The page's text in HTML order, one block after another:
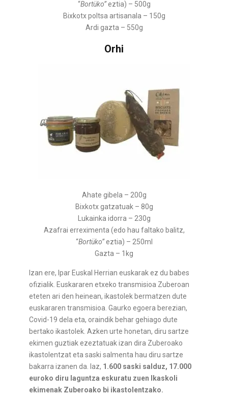
“Bortüko”eztia) – 500g
Bixkotx poltsa artisanala – 150g
Ardi gazta – 550g
Orhi
Ahate gibela – 200g
Bixkotx gatzatuak – 80g
Lukainka idorra – 230g
Azafrai erreximenta (edo hau faltako balitz,
“Bortüko”eztia) – 250ml
Gazta – 1kg
Izan ere, Ipar Euskal Herrian euskarak ez du babes
ofizialik. Euskararen etxeko transmisioa Zuberoan
eteten ari den heinean, ikastolek bermatzen dute
euskararen transmisioa. Gaurko egoera berezian,
Covid-19 dela eta, oraindik behar gehiago dute
bertako ikastolek. Azken urte honetan, diru sartze
ekimen guztiak ezeztatuak izan dira Zuberoako
ikastolentzat eta saski salmenta hau diru sartze
bakarra izanen da. Iaz, 1.600 saski salduz, 17.000
euroko diru laguntza eskuratu zuen Ikaskoli
ekimenak Zuberoako bi ikastolentzako.